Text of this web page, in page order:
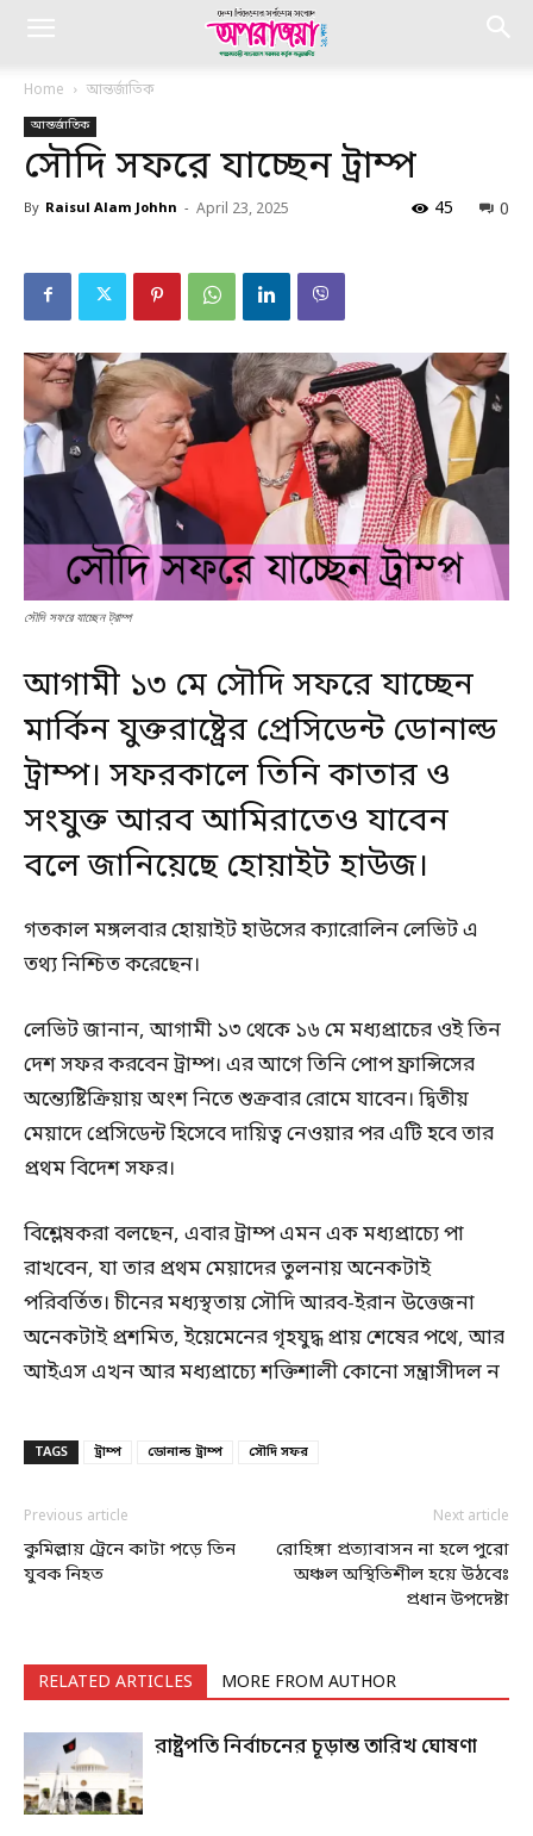
Home আন্তর্জাতিক
আন্তর্জাতিক
সৌদি সফরে যাচ্ছেন ট্রাম্প
By Raisul Alam Johhn - April 23, 2025 0
45
সৌদি সফরে যাচ্ছেন ট্রাম্প
আগামী ১৩ মে সৌদি সফরে যাচ্ছেন
মার্কিন যুক্তরাষ্ট্রের প্রেসিডেন্ট ডোনাল্ড
ট্রাম্প। সফরকালে তিনি কাতার ও
সংযুক্ত আরব আমিরাতেও যাবেন
বলে জানিয়েছে হোয়াইট হাউজ।
গতকাল মঙ্গলবার হোয়াইট হাউসের ক্যারোলিন লেভিট এ
তথ্য নিশ্চিত করেছেন।
লেভিট জানান, আগামী ১৩ থেকে ১৬ মে মধ্যপ্রাচের ওই তিন
দেশ সফর করবেন ট্রাম্প। এর আগে তিনি পোপ ফ্রান্সিসের
অন্ত্যেষ্টিক্রিয়ায় অংশ নিতে শুক্রবার রোমে যাবেন। দ্বিতীয়
মেয়াদে প্রেসিডেন্ট হিসেবে দায়িত্ব নেওয়ার পর এটি হবে তার
প্রথম বিদেশ সফর।
বিশ্লেষকরা বলছেন, এবার ট্রাম্প এমন এক মধ্যপ্রাচ্যে পা
রাখবেন, যা তার প্রথম মেয়াদের তুলনায় অনেকটাই
পরিবর্তিত। চীনের মধ্যস্থতায় সৌদি আরব-ইরান উত্তেজনা
অনেকটাই প্রশমিত, ইয়েমেনের গৃহযুদ্ধ প্রায় শেষের পথে, আর
আইএস এখন আর মধ্যপ্রাচ্যে শক্তিশালী কোনো সন্ত্রাসীদল ন
TAGS ট্রাম্প ডোনাল্ড ট্রাম্প সৌদি সফর
Previous article
কুমিল্লায় ট্রেনে কাটা পড়ে তিন
যুবক নিহত
Next article
রোহিঙ্গা প্রত্যাবাসন না হলে পুরো
অঞ্চল অস্থিতিশীল হয়ে উঠবেঃ
প্রধান উপদেষ্টা
RELATED ARTICLES MORE FROM AUTHOR
রাষ্ট্রপতি নির্বাচনের চূড়ান্ত তারিখ ঘোষণা